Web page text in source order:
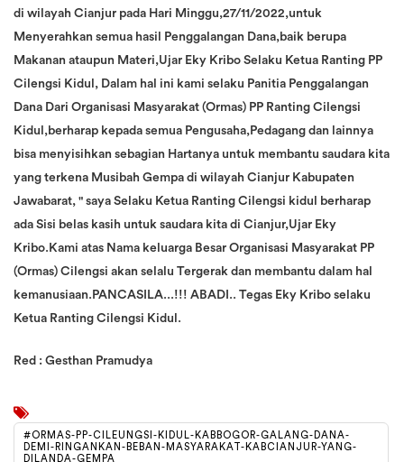
di wilayah Cianjur pada Hari Minggu,27/11/2022,untuk
Menyerahkan semua hasil Penggalangan Dana,baik berupa
Makanan ataupun Materi,Ujar Eky Kribo Selaku Ketua Ranting PP
Cilengsi Kidul, Dalam hal ini kami selaku Panitia Penggalangan
Dana Dari Organisasi Masyarakat (Ormas) PP Ranting Cilengsi
Kidul,berharap kepada semua Pengusaha,Pedagang dan lainnya
bisa menyisihkan sebagian Hartanya untuk membantu saudara kita
yang terkena Musibah Gempa di wilayah Cianjur Kabupaten
Jawabarat, " saya Selaku Ketua Ranting Cilengsi kidul berharap
ada Sisi belas kasih untuk saudara kita di Cianjur,Ujar Eky
Kribo.Kami atas Nama keluarga Besar Organisasi Masyarakat PP
(Ormas) Cilengsi akan selalu Tergerak dan membantu dalam hal
kemanusiaan.PANCASILA...!!! ABADI.. Tegas Eky Kribo selaku
Ketua Ranting Cilengsi Kidul.
Red : Gesthan Pramudya
#ORMAS-PP-CILEUNGSI-KIDUL-KABBOGOR-GALANG-DANA-
DEMI-RINGANKAN-BEBAN-MASYARAKAT-KABCIANJUR-YANG-
DILANDA-GEMPA